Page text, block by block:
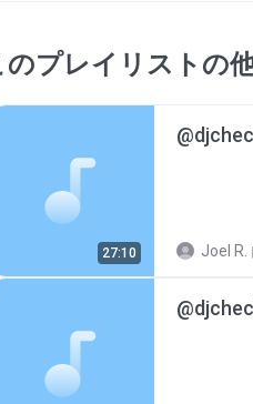
のプレイリストの
27:10 Joel R.